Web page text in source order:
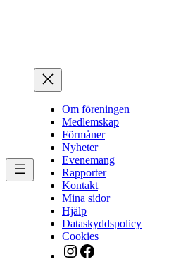
Om föreningen
Medlemskap
Förmåner
Nyheter
Evenemang
Rapporter
Kontakt
Mina sidor
Hjälp
Dataskyddspolicy
Cookies
Instagram
Facebook